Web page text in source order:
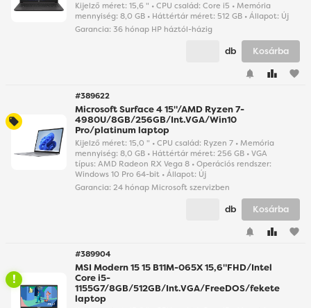
Kijelző méret: 15,6 " • CPU család: Core i5 • Memória
mennyiség: 8,0 GB • Háttértár méret: 512 GB • Állapot: Új
Garancia: 36 hónap HP háztól-házig
favorite
db Kosárba
#389622
Microsoft Surface 4 15"/AMD Ryzen 7-
4980U/8GB/256GB/Int.VGA/Win10
Pro/platinum laptop
Kijelző méret: 15,0 " • CPU család: Ryzen 7 • Memória
mennyiség: 8,0 GB • Háttértár méret: 256 GB • VGA
típus: AMD Radeon RX Vega 8 • Operációs rendszer:
Windows 10 Pro 64-bit • Állapot: Új
Garancia: 24 hónap Microsoft szervizben
favorite
db Kosárba
#389904
MSI Modern 15 15 B11M-065X 15,6"FHD/Intel
Core i5-
1155G7/8GB/512GB/Int.VGA/FreeDOS/fekete
laptop